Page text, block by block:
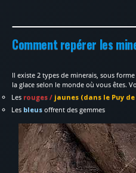
Comment repérer les
Il existe 2 types de minerais, sous
la glace selon le monde où vous êtes.
Les rouges / jaunes (dans le Puy
Les bleusoffrent des gemmes